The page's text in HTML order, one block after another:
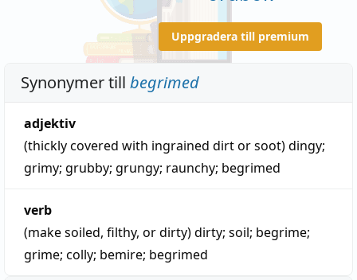
Uppgradera till premium
Synonymer till begrimed
adjektiv
(thickly covered with ingrained dirt or soot)dingy;
grimy; grubby; grungy; raunchy; begrimed
verb
(make soiled, filthy, or dirty)dirty; soil; begrime;
grime; colly; bemire; begrimed